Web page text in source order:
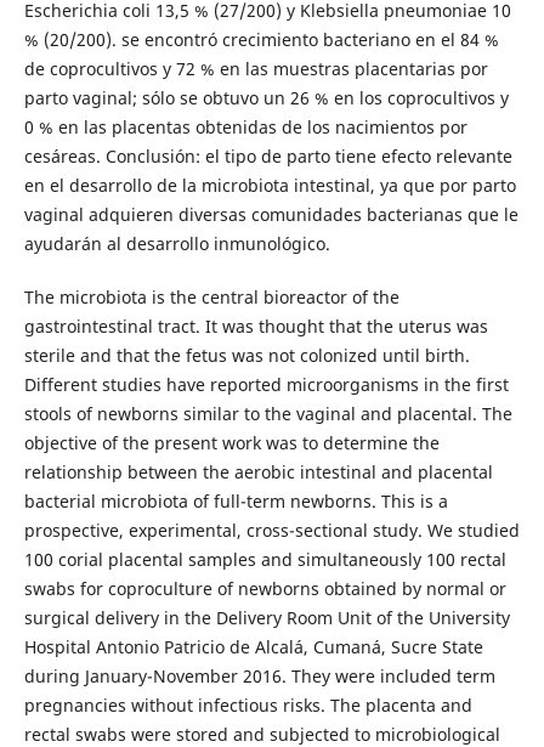
Escherichia coli 13,5 % (27/200) y Klebsiella pneumoniae 10
% (20/200). se encontró crecimiento bacteriano en el 84 %
de coprocultivos y 72 % en las muestras placentarias por
parto vaginal; sólo se obtuvo un 26 % en los coprocultivos y
0 % en las placentas obtenidas de los nacimientos por
cesáreas. Conclusión: el tipo de parto tiene efecto relevante
en el desarrollo de la microbiota intestinal, ya que por parto
vaginal adquieren diversas comunidades bacterianas que le
ayudarán al desarrollo inmunológico.
The microbiota is the central bioreactor of the
gastrointestinal tract. It was thought that the uterus was
sterile and that the fetus was not colonized until birth.
Different studies have reported microorganisms in the first
stools of newborns similar to the vaginal and placental. The
objective of the present work was to determine the
relationship between the aerobic intestinal and placental
bacterial microbiota of full-term newborns. This is a
prospective, experimental, cross-sectional study. We studied
100 corial placental samples and simultaneously 100 rectal
swabs for coproculture of newborns obtained by normal or
surgical delivery in the Delivery Room Unit of the University
Hospital Antonio Patricio de Alcalá, Cumaná, Sucre State
during January-November 2016. They were included term
pregnancies without infectious risks. The placenta and
rectal swabs were stored and subjected to microbiological